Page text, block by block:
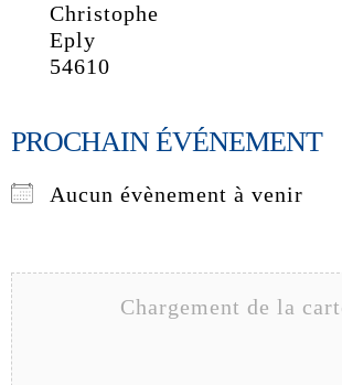
Christophe
Eply
54610
PROCHAIN ÉVÉNEMENT
Aucun évènement à venir
Chargement de la